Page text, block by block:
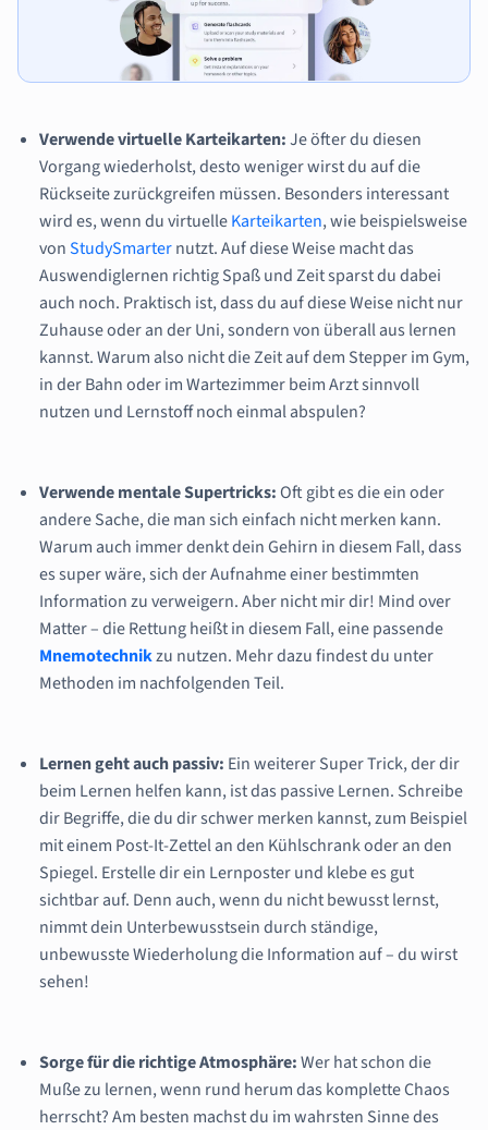
Verwende virtuelle Karteikarten:Je öfter du diesen
Vorgang wiederholst, desto weniger wirst du auf die
Rückseite zurückgreifen müssen. Besonders interessant
wird es, wenn du virtuelleKarteikarten, wie beispielsweise
vonStudySmarternutzt. Auf diese Weise macht das
Auswendiglernen richtig Spaß und Zeit sparst du dabei
auch noch. Praktisch ist, dass du auf diese Weise nicht nur
Zuhause oder an der Uni, sondern von überall aus lernen
kannst. Warum also nicht die Zeit auf dem Stepper im Gym,
in der Bahn oder im Wartezimmer beim Arzt sinnvoll
nutzen und Lernstoff noch einmal abspulen?
Verwende mentale Supertricks:Oft gibt es die ein oder
andere Sache, die man sich einfach nicht merken kann.
Warum auch immer denkt dein Gehirn in diesem Fall, dass
es super wäre, sich der Aufnahme einer bestimmten
Information zu verweigern. Aber nicht mir dir! Mind over
Matter – die Rettung heißt in diesem Fall, eine passende
Mnemotechnikzu nutzen. Mehr dazu findest du unter
Methoden im nachfolgenden Teil.
Lernen geht auch passiv: Ein weiterer Super Trick, der dir
beim Lernen helfen kann, ist das passive Lernen. Schreibe
dir Begriffe, die du dir schwer merken kannst, zum Beispiel
mit einem Post-It-Zettel an den Kühlschrank oder an den
Spiegel. Erstelle dir ein Lernposter und klebe es gut
sichtbar auf. Denn auch, wenn du nicht bewusst lernst,
nimmt dein Unterbewusstsein durch ständige,
unbewusste Wiederholung die Information auf – du wirst
sehen!
Sorge für die richtige Atmosphäre:Wer hat schon die
Muße zu lernen, wenn rund herum das komplette Chaos
herrscht? Am besten machst du im wahrsten Sinne des